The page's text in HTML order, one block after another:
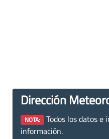
Dirección
NOTA: Todos los datos e
información.